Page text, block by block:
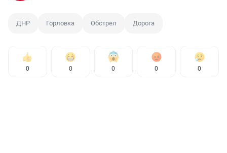
ДНР Горловка Обстрел Дорога
0 0 0 0 0